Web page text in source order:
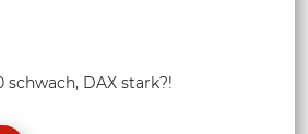
schwach, DAX stark?!